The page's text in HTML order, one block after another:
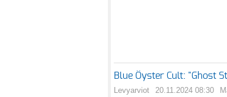
Blue Öyster Cult: "Ghost
Levyarviot 20.11.2024 08:30